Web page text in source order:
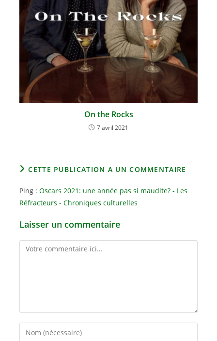
On the Rocks
7 avril 2021
CETTE PUBLICATION A UN COMMENTAIRE
Ping : Oscars 2021: une année pas si maudite? - Les
Réfracteurs - Chroniques culturelles
Laisser un commentaire
Comment
Enter